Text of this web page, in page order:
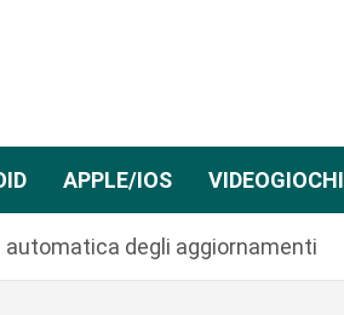
APPLE/IOS VIDEOGIOCHI
automatica degli aggiornamenti